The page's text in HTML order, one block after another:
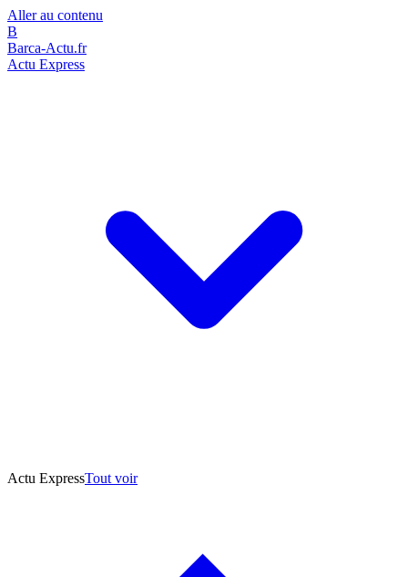
Aller au contenu
B
Barca-Actu.fr
Actu Express
Actu ExpressTout voir